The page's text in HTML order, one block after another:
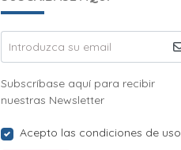
Introduzca su email
Subscríbase aquí para recibir
nuestras Newsletter
Acepto las condiciones de uso